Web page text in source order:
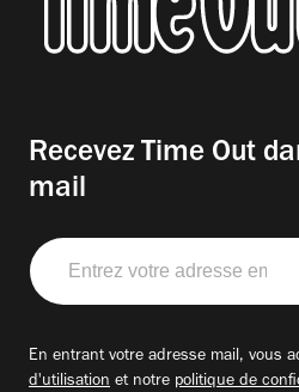
Recevez Time Out
mail
Entrez
votre
adresse
En entrant votre adresse mail, vous
d'utilisation et notre politique de